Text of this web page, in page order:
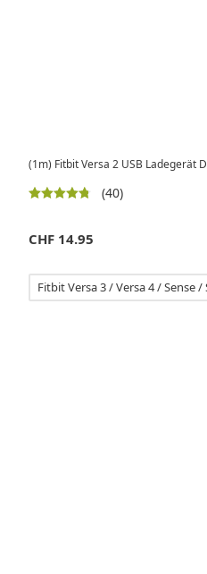
(1m) Fitbit Versa 2 USB Ladegerät
(40)
CHF 14.95
Fitbit Versa 3 / Versa 4 / Sense /